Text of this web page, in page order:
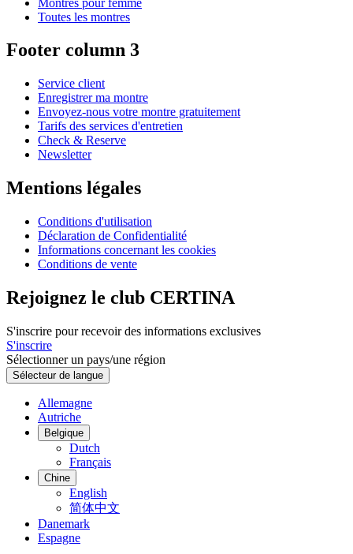
Toutes les montres
Footer column 3
Service client
Enregistrer ma montre
Envoyez-nous votre montre gratuitement
Tarifs des services d'entretien
Check & Reserve
Newsletter
Mentions légales
Conditions d'utilisation
Déclaration de Confidentialité
Informations concernant les cookies
Conditions de vente
Rejoignez le club CERTINA
S'inscrire pour recevoir des informations exclusives
S'inscrire
Sélectionner un pays/une région
Sélecteur de langue
Allemagne
Autriche
Belgique
Dutch
Français
Chine
English
简体中文
Danemark
Espagne